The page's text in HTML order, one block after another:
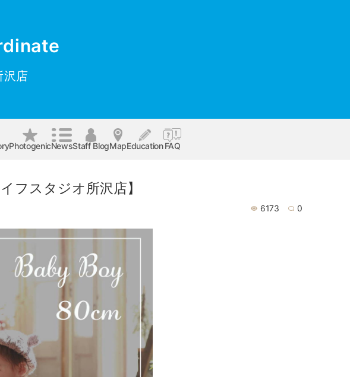
沢店
PhotogenicNewsStaff BlogMapEducationFAQ
フスタジオ所沢店】
6173 0